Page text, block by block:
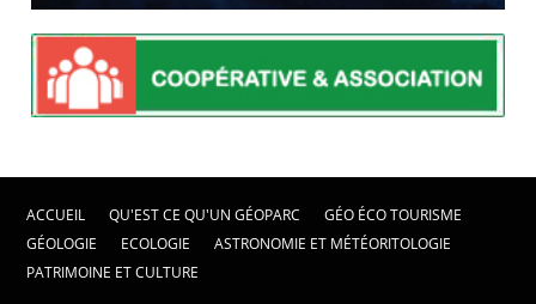
ACCUEIL QU'EST CE QU'UN GÉOPARC
GÉO ÉCO TOURISME
GÉOLOGIE
ECOLOGIE
ASTRONOMIE ET MÉTÉORITOLOGIE
PATRIMOINE ET CULTURE